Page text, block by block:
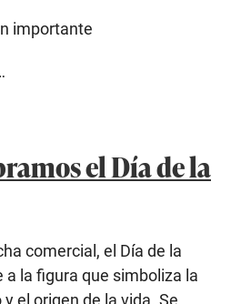
importante
el Día de la
comercial, el Día de la
la figura que simboliza la
el origen de la vida. Se